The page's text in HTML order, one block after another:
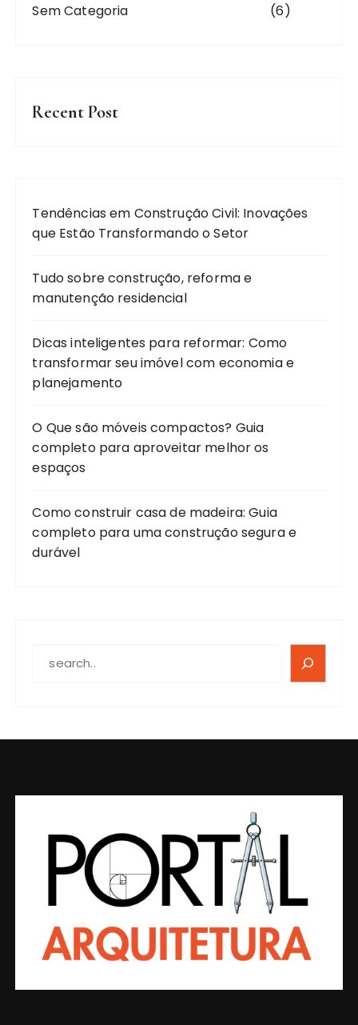
Sem Categoria (6)
Recent Post
Tendências em Construção Civil: Inovações
que Estão Transformando o Setor
Tudo sobre construção, reforma e
manutenção residencial
Dicas inteligentes para reformar: Como
transformar seu imóvel com economia e
planejamento
O Que são móveis compactos? Guia
completo para aproveitar melhor os
espaços
Como construir casa de madeira: Guia
completo para uma construção segura e
durável
SEARCH